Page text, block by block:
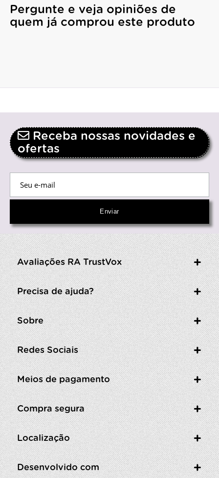
Pergunte e veja opiniões de
quem já comprou este produto
Receba nossas novidades e
ofertas
Avaliações RA TrustVox
Precisa de ajuda?
Sobre
Redes Sociais
Meios de pagamento
Compra segura
Localização
Desenvolvido com